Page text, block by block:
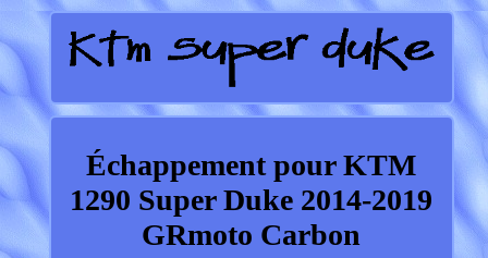
Échappement pour KTM
1290 Super Duke 2014-2019
GRmoto Carbon